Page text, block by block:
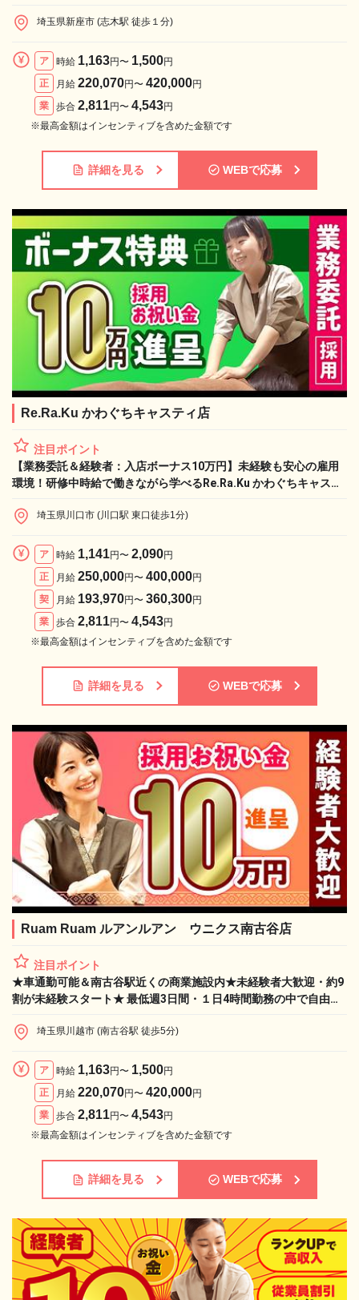
埼玉県新座市 (志木駅 徒歩１分)
ア 時給 1,163円〜 1,500円
正
月給 220,070円〜 420,000円
業
歩合 2,811円〜 4,543円
※最高金額はインセンティブを含めた金額です
詳細を見る WEBで応募
Re.Ra.Ku かわぐちキャスティ店
注目ポイント
【業務委託＆経験者：入店ボーナス10万円】未経験も安心の雇用
環境！研修中時給で働きながら学べるRe.Ra.Ku かわぐちキャステ
埼玉県川口市 (川口駅 東口徒歩1分)
ア 時給 1,141円〜 2,090円
正
月給 250,000円〜 400,000円
契
月給 193,970円〜 360,300円
業
歩合 2,811円〜 4,543円
※最高金額はインセンティブを含めた金額です
詳細を見る WEBで応募
Ruam Ruam ルアンルアン ウニクス南古谷店
注目ポイント
★車通勤可能＆南古谷駅近くの商業施設内★未経験者大歓迎・約9
割が未経験スタート★ 最低週3日間・１日4時間勤務の中で自由に
埼玉県川越市 (南古谷駅 徒歩5分)
ア 時給 1,163円〜 1,500円
正
月給 220,070円〜 420,000円
業
歩合 2,811円〜 4,543円
※最高金額はインセンティブを含めた金額です
詳細を見る WEBで応募